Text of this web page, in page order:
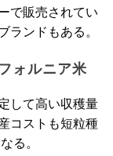
で販売されてい
ランドもある。
ォルニア米
して高い収穫量
コストも短粒種
る。